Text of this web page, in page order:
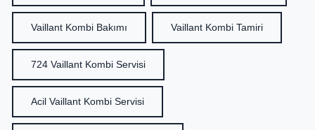
Vaillant Kombi Bakımı Vaillant Kombi Tamiri
724 Vaillant Kombi Servisi
Acil Vaillant Kombi Servisi